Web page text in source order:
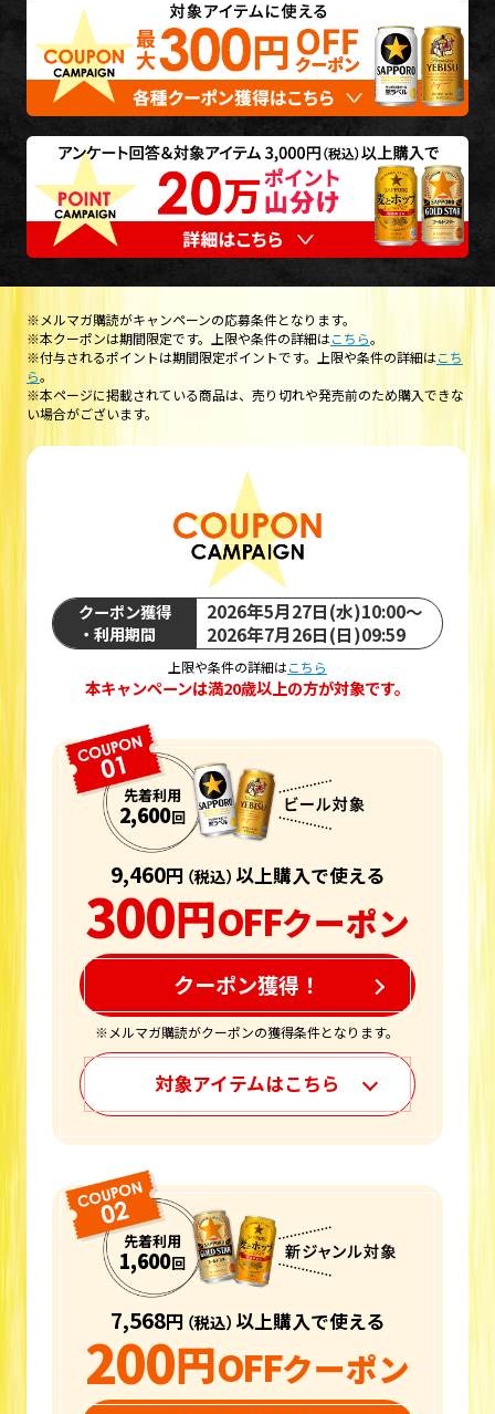
※メルマガ購読がキャンペーンの応募条件となります。
※本クーポンは期間限定です。上限や条件の詳細はこちら。
※付与されるポイントは期間限定ポイントです。上限や条件の詳細はこち
ら。
※本ページに掲載されている商品は、売り切れや発売前のため購入できな
い場合がございます。
クーポン獲得
・利用期間
2026年5月27日(水)10:00～
2026年7月26日(日)09:59
上限や条件の詳細はこちら
本キャンペーンは満20歳以上の方が対象です。
先着利用
2,600回
9,460円（税込）以上購入で使える
300円OFFクーポン
クーポン獲得！
※メルマガ購読がクーポンの獲得条件となります。
対象アイテムはこちら
先着利用
1,600回
7,568円（税込）以上購入で使える
200円OFFクーポン